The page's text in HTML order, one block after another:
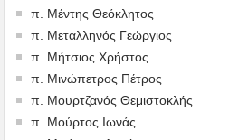
π. Μέντης Θεόκλητος
π. Μεταλληνός Γεώργιος
π. Μήτσιος Χρήστος
π. Μινώπετρος Πέτρος
π. Μουρτζανός Θεμιστοκλής
π. Μούρτος Ιωνάς